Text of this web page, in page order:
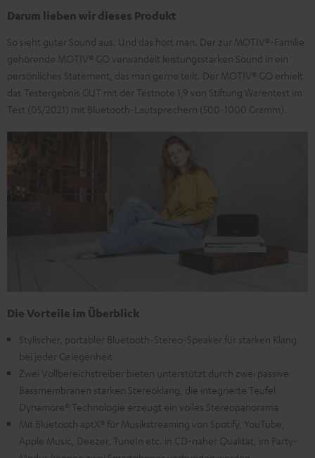
Darum lieben wir dieses Produkt
So sieht guter Sound aus. Und das hört man. Der zur MOTIV®-Familie
gehörende MOTIV® GO verwandelt leistungsstarken Sound in ein
persönliches Statement, das man gerne teilt. Der MOTIV® GO erhielt
das Testergebnis GUT mit der Testnote 1,9 von Stiftung Warentest im
Test (05/2021) mit Bluetooth-Laut­sprechern (500-1000 Gramm).
Die Vorteile im Überblick
Stylischer, portabler Bluetooth-Stereo-Speaker für starken Klang
bei jeder Gelegenheit
Zwei Vollbereichstreiber bieten unterstützt durch zwei passive
Bassmembranen starken Stereoklang, die integrierte Teufel
Dynamore® Technologie erzeugt ein volles Stereopanorama
Mit Bluetooth aptX® für Musikstreaming von Spotify, YouTube,
Apple Music, Deezer, TuneIn etc. in CD-naher Qualität, im Party-